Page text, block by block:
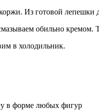
Из готовой лепешки
обильно кремом.
в холодильник.
в форме любых фигур